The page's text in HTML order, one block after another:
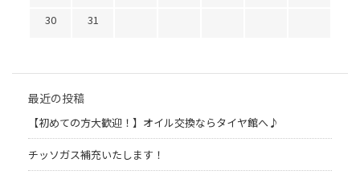
30
31
最近の投稿
【初めての方大歓迎！】オイル交換ならタイヤ館へ♪
チッソガス補充いたします！